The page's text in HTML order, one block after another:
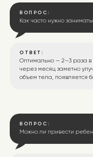
ВОПРОС:
Как часто нужно
ОТВЕТ:
Оптимально — 2–3 раза
через месяц заметно
объем тела, появляется
ВОПРОС:
Можно ли привести